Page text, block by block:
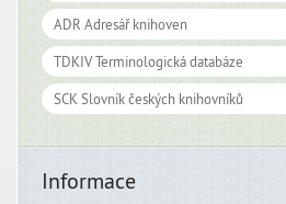
Informace